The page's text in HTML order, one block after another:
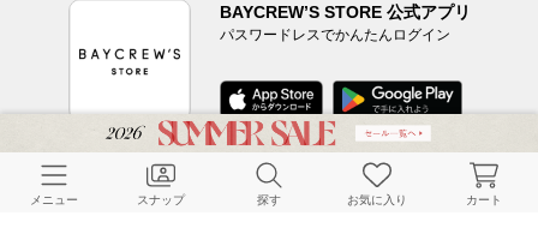
BAYCREW’S STORE 公式アプリ
パスワードレスでかんたんログイン
CUSTOMER SERVICE
メニュー スナップ 探す お気に入り カート